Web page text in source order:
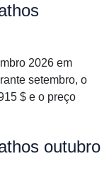
2026 em
setembro, o
$ e o preço
outubro